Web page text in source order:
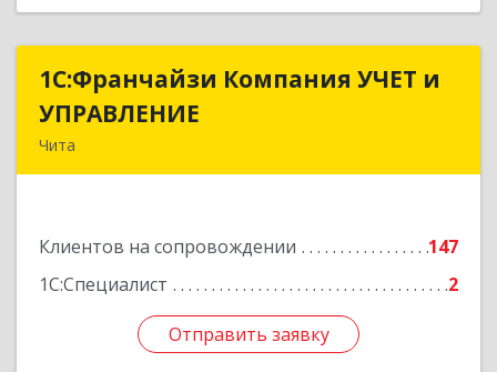
1С:Франчайзи Компания УЧЕТ и
УПРАВЛЕНИЕ
Чита
Клиентов на сопровождении
147
1С:Специалист
2
Отправить заявку
1С:Франчайзи Компания УЧЕТ и
Подробнее
Отправить заявку